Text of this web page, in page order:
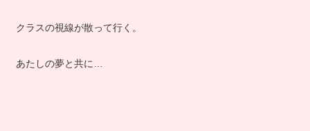
クラスの視線が散って行く。
あたしの夢と共に…